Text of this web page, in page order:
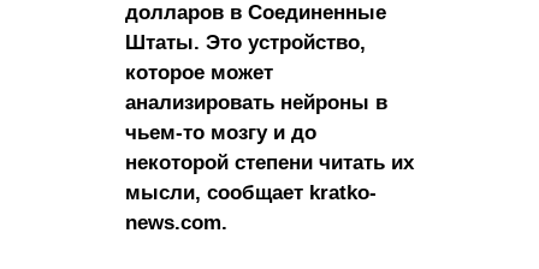
долларов в Соединенные
Штаты. Это устройство,
которое может
анализировать нейроны в
чьем-то мозгу и до
некоторой степени читать их
мысли, сообщает kratko-
news.com.